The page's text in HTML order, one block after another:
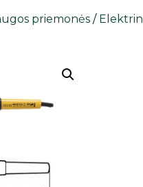
priemonės /